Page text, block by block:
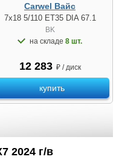
Carwel Вайс
7x18 5/110 ET35 DIA 67.1
BK
на складе 8 шт.
12 283 ₽ / диск
купить
2024 г/в